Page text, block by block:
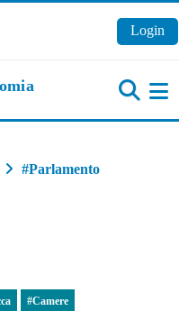
Login
#Parlamento
#Camere